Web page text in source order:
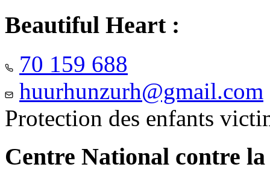
Beautiful Heart :
70 159 688
huurhunzurh@gmail.com
Protection des enfants
Centre National contre la